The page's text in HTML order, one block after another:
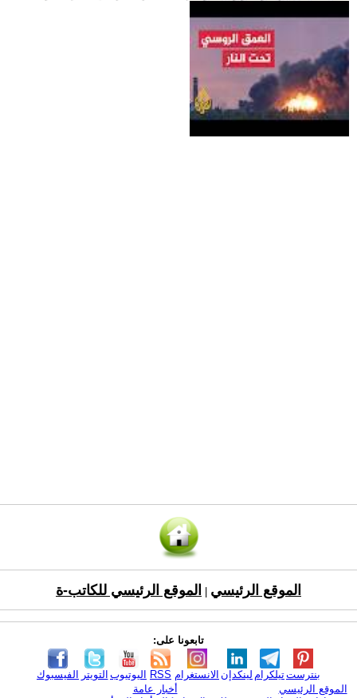
الموقع الرئيسي الموقع الرئيسي للكاتب-ة
تابعونا على:
الفيسبوك التويتر اليوتيوب RSS الانستغرام لينكدإن تيلكرامبنترست
الموقع الرئيسي
أخبار عامة